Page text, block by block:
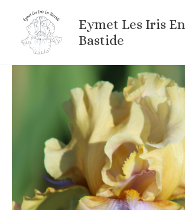
contenu
Eymet Les Iris En
Bastide